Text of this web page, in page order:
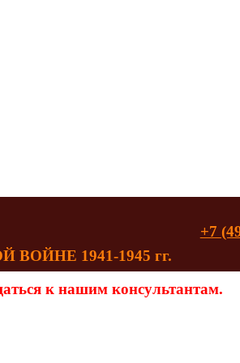
1941-1945 гг.
к нашим консультантам.
+7